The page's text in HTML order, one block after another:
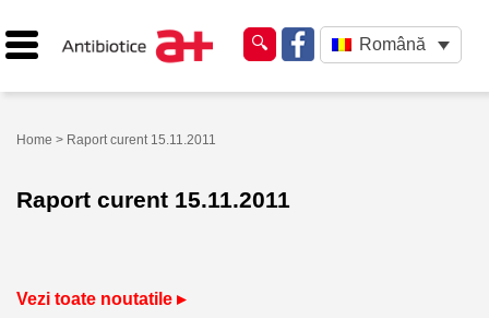
Română
Home > Raport curent 15.11.2011
Raport curent 15.11.2011
Vezi toate noutatile ▸